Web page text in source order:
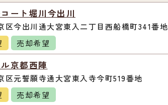
ート堀川今出川
区今出川通大宮東入二丁目西船橋町341番地
売却希望
京都西陣
区元誓願寺通大宮東入寺今町519番地
売却希望